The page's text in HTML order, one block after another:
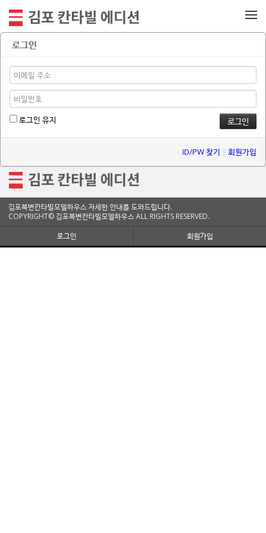
메뉴 건너뛰기
로그인
로그인 유지
ID/PW 찾기 | 회원가입
김포북변칸타빌모델하우스 자세한 안내를 도와드립니다.
COPYRIGHT© 김포북변칸타빌모델하우스 ALL RIGHTS RESERVED.
로그인
회원가입